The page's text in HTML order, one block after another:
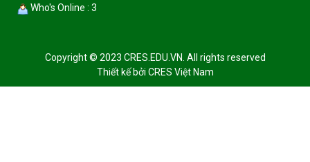
Who's Online : 3
Copyright © 2023 CRES.EDU.VN. All rights reserved
Thiết kế bởi CRES Việt Nam